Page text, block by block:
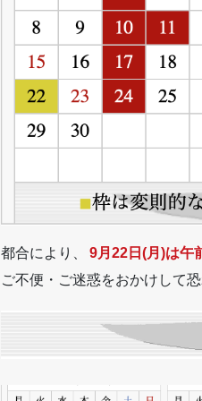
都合により、 9月22日(月)は午
ご不便・ご迷惑をおかけして